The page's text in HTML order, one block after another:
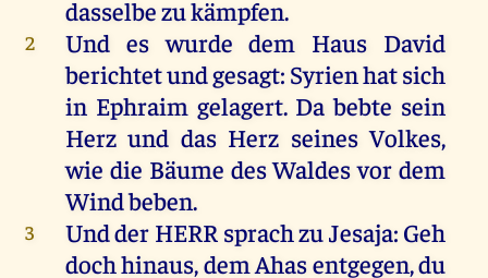
dasselbezukämpfen.
2 Und es wurde dem Haus David
berichtetundgesagt: Syrienhatsich
in Ephraim gelagert. Da bebte sein
Herz und das Herz seines Volkes,
wie die Bäume des Waldes vor dem
Windbeben.
3 Undder HERR sprachzuJesaja: Geh
dochhinaus,demAhasentgegen,du